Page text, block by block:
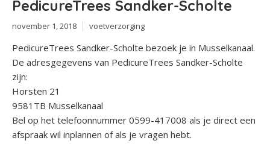
PedicureTrees Sandker-Scholte
november 1, 2018 voetverzorging
PedicureTrees Sandker-Scholte bezoek je in Musselkanaal.
De adresgegevens van PedicureTrees Sandker-Scholte
zijn:
Horsten 21
9581TB Musselkanaal
Bel op het telefoonnummer 0599-417008 als je direct een
afspraak wil inplannen of als je vragen hebt.